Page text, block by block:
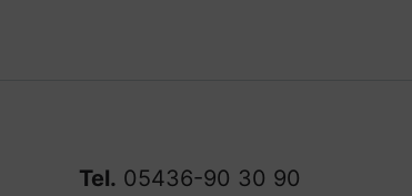
Tel. 05436-90 30 90